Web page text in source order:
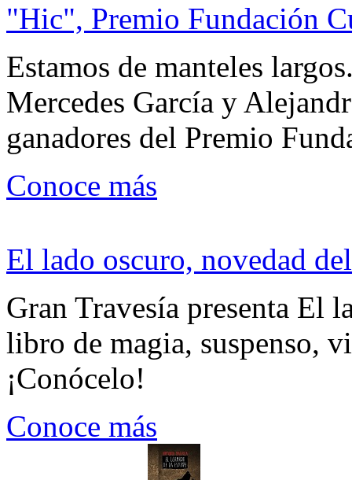
"Hic", Premio Fundación
Estamos de manteles
Mercedes García y
ganadores del Premio
Conoce más
El lado oscuro, novedad
Gran Travesía presenta El
libro de magia, suspenso,
¡Conócelo!
Conoce más